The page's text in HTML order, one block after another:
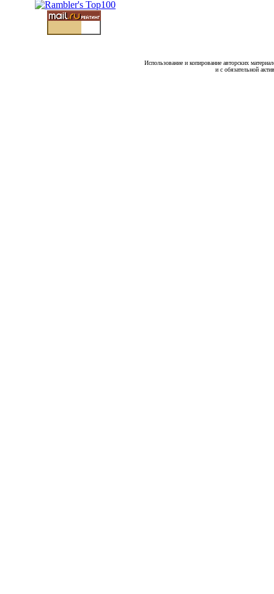
Использование и копирование авторских
и с обязательной